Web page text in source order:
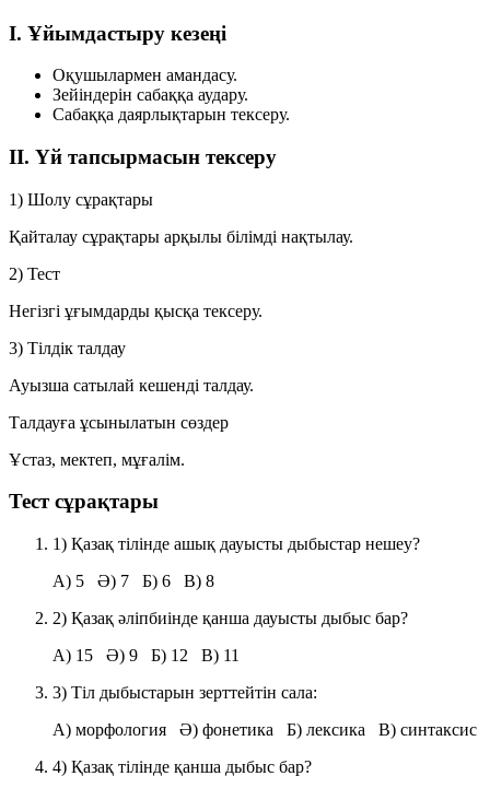
I. Ұйымдастыру кезеңі
Оқушылармен амандасу.
Зейіндерін сабаққа аудару.
Сабаққа даярлықтарын тексеру.
II. Үй тапсырмасын тексеру
1) Шолу сұрақтары
Қайталау сұрақтары арқылы білімді нақтылау.
2) Тест
Негізгі ұғымдарды қысқа тексеру.
3) Тілдік талдау
Ауызша сатылай кешенді талдау.
Талдауға ұсынылатын сөздер
Ұстаз, мектеп, мұғалім.
Тест сұрақтары
1) Қазақ тілінде ашық дауысты дыбыстар нешеу?
A) 5 Ә) 7 Б) 6 В) 8
2) Қазақ әліпбиінде қанша дауысты дыбыс бар?
A) 15 Ә) 9 Б) 12 В) 11
3) Тіл дыбыстарын зерттейтін сала:
A) морфология Ә) фонетика Б) лексика В) синтаксис
4) Қазақ тілінде қанша дыбыс бар?